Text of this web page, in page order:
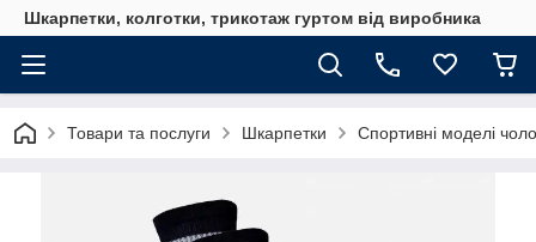
Шкарпетки, колготки, трикотаж гуртом від виробника
Товари та послуги Шкарпетки Спортивні моделі